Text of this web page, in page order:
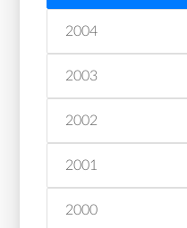
2004
2003
2002
2001
2000